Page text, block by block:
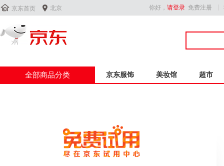
 京东首页  北京 你好， 请登录 免费注册
全部商品分类 京东服饰 美妆馆 超市